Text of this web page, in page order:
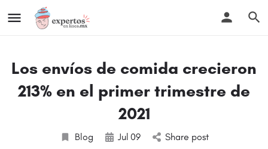
Los envíos de comida crecieron
213% en el primer trimestre de
2021
Blog Jul 09 Share post